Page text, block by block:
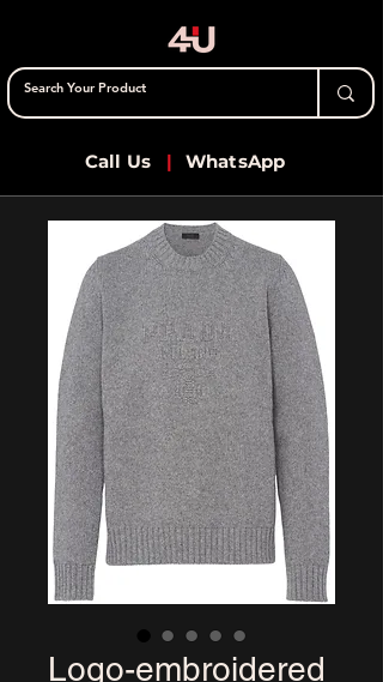
Call Us | WhatsApp
Logo-embroidered